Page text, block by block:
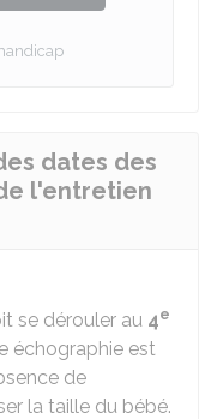
dates des
l'entretien
se dérouler au 4e
échographie est
de
la taille du bébé.